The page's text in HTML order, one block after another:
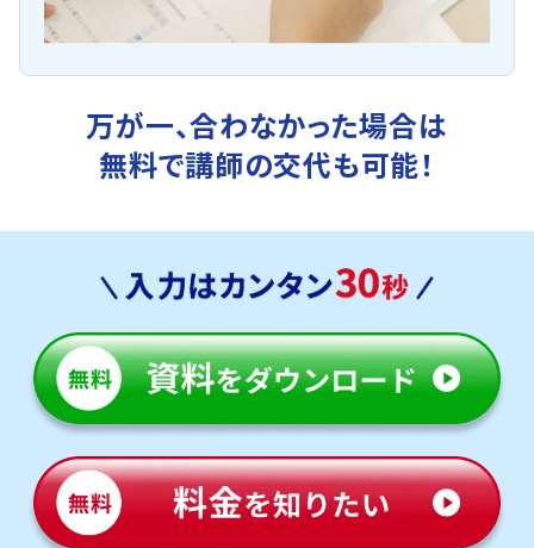
万が一、合わなかった場合は
無料で講師の交代も可能！